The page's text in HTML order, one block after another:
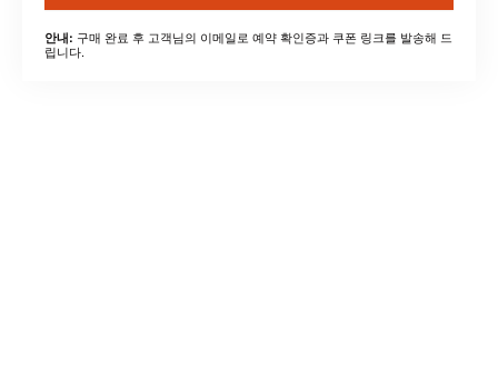
안내: 구매 완료 후 고객님의 이메일로 예약 확인증과 쿠폰 링크를 발송해 드
립니다.